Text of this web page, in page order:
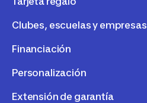
Clubes, escuelas y empresas
Financiación
Personalización
Extensión de garantía